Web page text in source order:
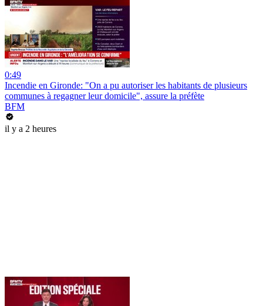
0:49
Incendie en Gironde: "On a pu autoriser les habitants de plusieurs
communes à regagner leur domicile", assure la préfète
BFM
il y a 2 heures